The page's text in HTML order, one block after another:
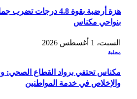
هزة أرضية بقوة 4.8 درجات
بنواحي مكناس
السبت، 1 أغسطس 2026
محلية
مكناس تحتفي برواد القطاع الصحي:
والإخلاص في خدمة المواطنين